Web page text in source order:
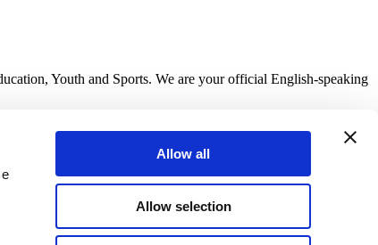
Allow all
Allow selection
Youth and Sports. We are your official English-speaking